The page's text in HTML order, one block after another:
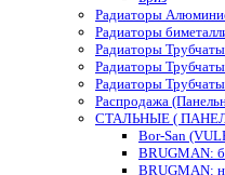
Радиаторы
Радиаторы
Радиаторы
Радиаторы
Радиаторы
Распродажа
СТАЛЬНЫЕ (
Bor-San
BRUGMAN:
BRUGMAN: